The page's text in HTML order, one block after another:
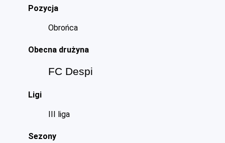
Pozycja
Obrońca
Obecna drużyna
FC Despi
Ligi
III liga
Sezony